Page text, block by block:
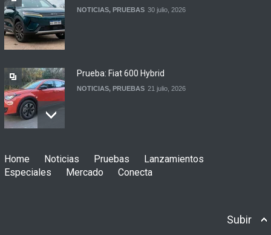
NOTICIAS, PRUEBAS 30 julio, 2026
Prueba: Fiat 600 Hybrid
NOTICIAS, PRUEBAS 21 julio, 2026
NOTICIAS PRUEBAS
Home Noticias Pruebas
Lanzamientos
Especiales
Mercado Conecta
Subir